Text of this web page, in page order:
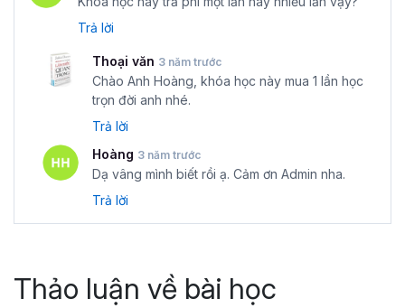
Trả lời
Thoại văn 3 năm trước
Chào Anh Hoàng, khóa học này mua 1 lần học
trọn đời anh nhé.
Trả lời
Hoàng 3 năm trước
Dạ vâng mình biết rồi ạ. Cảm ơn Admin nha.
Trả lời
Thảo luận về bài học